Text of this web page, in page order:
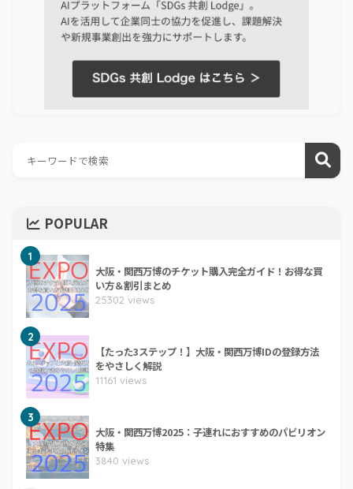
POPULAR
1
大阪・関西万博のチケット購入完全ガイド！お得な買
い方＆割引まとめ
25302 views
2
【たった3ステップ！】大阪・関西万博IDの登録方法
をやさしく解説
11161 views
3
大阪・関西万博2025：子連れにおすすめのパビリオン
特集
3840 views